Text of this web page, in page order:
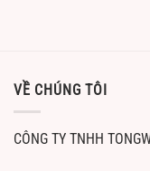
VỀ CHÚNG TÔI
CÔNG TY TNHH